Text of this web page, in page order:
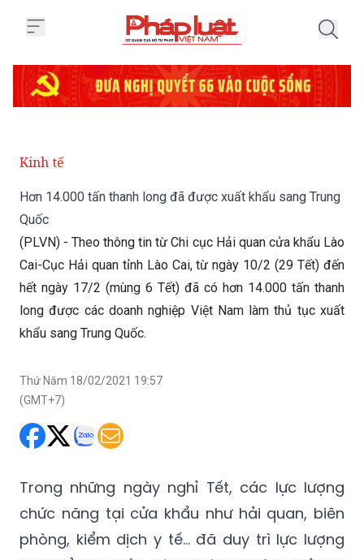
Hơn 14.000 tấn thanh long đã được xuất khẩu sang Trung
(PLVN) - Theo thông tin từ Chi cục Hải quan cửa khẩu Lào
Cai-Cục Hải quan tỉnh Lào Cai, từ ngày 10/2 (29 Tết) đến
hết ngày 17/2 (mùng 6 Tết) đã có hơn 14.000 tấn thanh
long được các doanh nghiệp Việt Nam làm thủ tục xuất
khẩu sang Trung Quốc.
Thứ Năm 18/02/2021 19:57
Trong những ngày nghỉ Tết, các lực lượng
phòng, kiểm dịch y tế… đã duy trì lực lượng
trực để tạo điều kiện thuận lợi, làm thủ tục
thông quan nhanh, bảo đảm cho hàng hóa